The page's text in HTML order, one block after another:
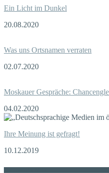
Ein Licht im Dunkel
20.08.2020
Was uns Ortsnamen verraten
02.07.2020
Moskauer Gespräche:
04.02.2020
Ihre Meinung ist gefragt!
10.12.2019